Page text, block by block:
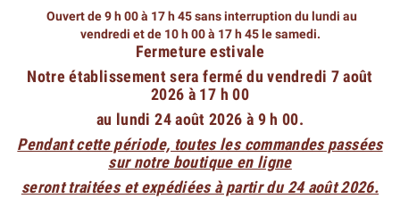
Ouvert de 9 h 00 à 17 h 45 sans interruption du lundi au
vendredi et de 10 h 00 à 17 h 45 le samedi.
Fermeture estivale
Notre établissement sera fermé du vendredi 7 août
2026 à 17 h 00
au lundi 24 août 2026 à 9 h 00.
Pendant cette période, toutes les commandes passées
sur notre boutique en ligne
seront traitées et expédiées à partir du 24 août 2026.